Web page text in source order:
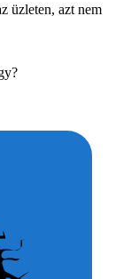
üzleten, azt nem